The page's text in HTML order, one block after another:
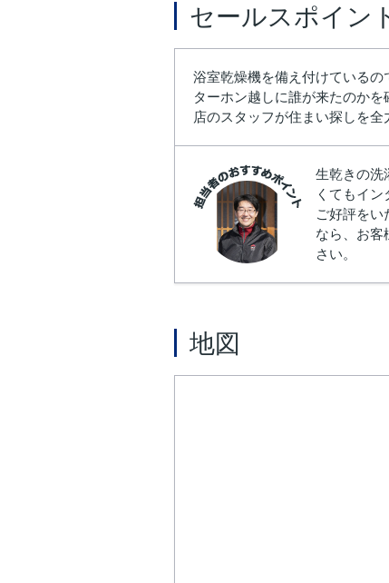
セールスポイン
浴室乾燥機を備え付けている
ターホン越しに誰が来たのか
店のスタッフが住まい探しを全
生乾きの洗
くてもイ
ご好評を
なら、お客
さい。
地図